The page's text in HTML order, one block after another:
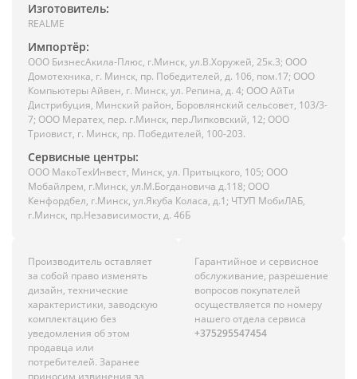
Изготовитель:
REALME
Импортёр:
ООО БизнесАкила-Плюc, г.Минск, ул.В.Хоружей, 25к.3; ООО
Домотехника, г. Минск, пр. Победителей, д. 106, пом.17; ООО
Компьютеры Айвен, г. Минск, ул. Репина, д. 4; ООО АйТи
Дистрибуция, Минский район, Боровлянский сельсовет, 103/3-
7; ООО Мератех, пер. г.Минск, пер.Липковский, 12; ООО
Триовист, г. Минск, пр. Победителей, 100-203.
Сервисные центры:
ООО МакоТехИнвест, Минск, ул. Притыцкого, 105; ООО
Мобайлрем, г.Минск, ул.М.Богдановича д.118; ООО
Кенфордбел, г.Минск, ул.Якуба Коласа, д.1; ЧТУП МобиЛАБ,
г.Минск, пр.Независимости, д. 46Б
Производитель оставляет
за собой право изменять
дизайн, технические
характеристики, заводскую
комплектацию без
уведомления об этом
продавца или
потребителей. Заранее
приносим извинения за
Гарантийное и сервисное
обслуживание, разрешение
вопросов покупателей
осуществляется по номеру
нашего отдела сервиса
+375295547454